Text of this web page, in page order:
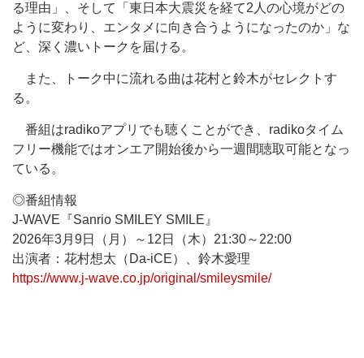
る理由」、そして「東日本大震災を経て2人の心境がどの
ように変わり、エンタメに向き合うようになったのか」な
ど、深く濃いトークを届ける。
また、トーク中に流れる曲は花村と鈴木がセレクトす
る。
番組はradikoアプリでも聴くことができ、radikoタイム
フリー機能ではオンエア開始後から一週間聴取可能となっ
ている。
◎番組情報
J-WAVE『Sanrio SMILEY SMILE』
2026年3月9日（月）～12日（木）21:30～22:00
出演者：花村想太（Da-iCE）、鈴木愛理
https://www.j-wave.co.jp/original/smileysmile/